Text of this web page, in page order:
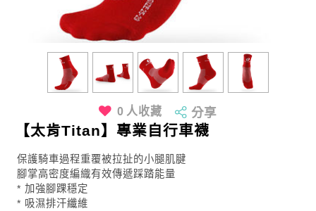
0 人收藏 分享
【太肯Titan】專業自行車襪
保護騎車過程重覆被拉扯的小腿肌腱
腳掌高密度編織有效傳遞踩踏能量
* 加強腳踝穩定
* 吸濕排汗纖維